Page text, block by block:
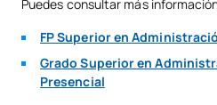
Puedes consultar más
FP Superior en
Grado Superior en
Presencial